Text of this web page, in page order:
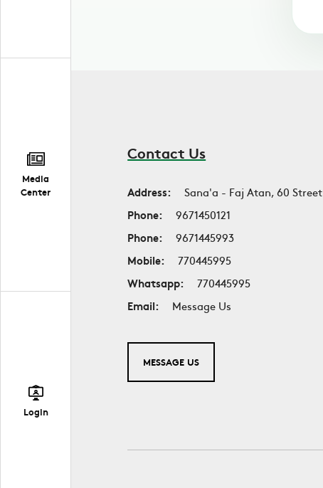
Media
Center
Login
Contact Us
Address:
Sana'a - Faj Atan, 60 Street
Phone:
9671450121
Phone:
9671445993
Mobile:
770445995
Whatsapp:
770445995
Email:
Message Us
MESSAGE US